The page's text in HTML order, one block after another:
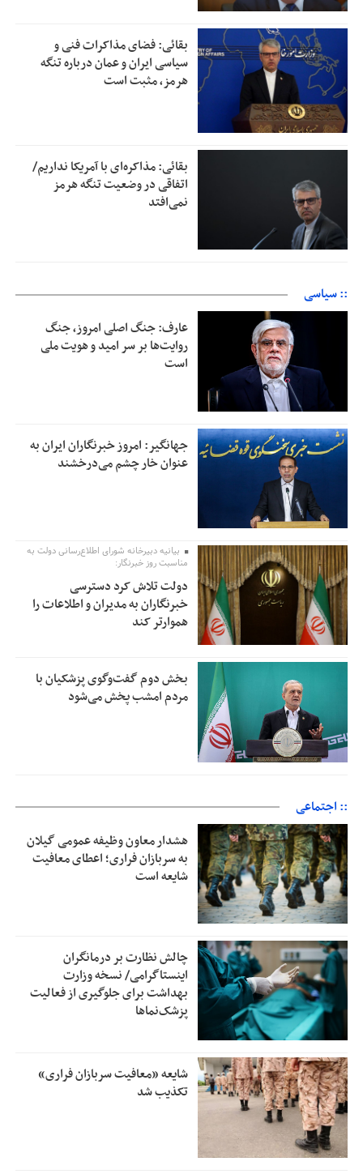
بقائی: فضای مذاکرات فنی و
سیاسی ایران و عمان درباره تنگه
هرمز، مثبت است
بقائی: مذاکره‌ای با آمریکا نداریم/
اتفاقی در وضعیت تنگه هرمز
نمی‌افتد
:: سیاسی
عارف: جنگ اصلی امروز، جنگ
روایت‌ها بر سر امید و هویت ملی
است
جهانگیر: امروز خبرنگاران ایران به
عنوان خار چشم می‌درخشند
بیانیه دبیرخانه شورای اطلاع‌رسانی دولت به
مناسبت روز خبرنگار:
دولت تلاش کرد دسترسی
خبرنگاران به مدیران و اطلاعات را
هموارتر کند
بخش دوم گفت‌وگوی پزشکیان با
مردم امشب پخش می‌شود
:: اجتماعی
هشدار معاون وظیفه عمومی گیلان
به سربازان فراری؛ اعطای معافیت
شایعه است
چالش نظارت بر درمانگران
اینستاگرامی/ نسخه وزارت
بهداشت برای جلوگیری از فعالیت
پزشک‌نماها
شایعه «معافیت سربازان فراری»
تکذیب شد